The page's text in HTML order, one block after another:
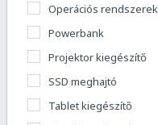
Operációs rendszerek
Powerbank
Projektor kiegészítő
SSD meghajtó
Tablet kiegészítő